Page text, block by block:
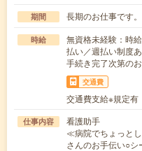
期間 長期のお仕事です
時給
無資格未経験：時
払い／週払い制度
手続き完了次第の
交通費
交通費支給※規定有
仕事内容
看護助手
≪病院でちょっと
さんのお手伝い○